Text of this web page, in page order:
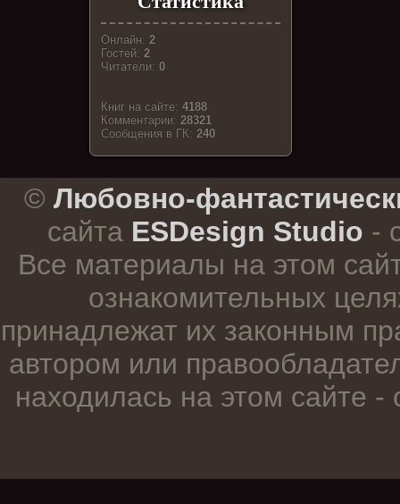
Онлайн:2
Гостей:2
Читатели:0
Книг на сайте:4188
Комментарии:28321
Cообщения в ГК:240
© Любовно-
сайта ESDesign Studio -
Все материалы на этом
ознакомительных
принадлежат их законным
автором или
находилась на этом сайте